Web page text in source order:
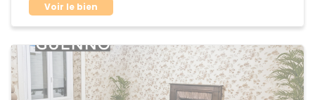
Voir le bien